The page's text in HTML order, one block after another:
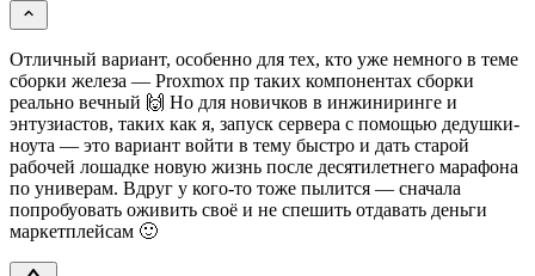
Отличный вариант, особенно для тех, кто уже немного в теме
сборки железа — Proxmox пр таких компонентах сборки
реально вечный 🙌 Но для новичков в инжиниринге и
энтузиастов, таких как я, запуск сервера с помощью дедушки-
ноута — это вариант войти в тему быстро и дать старой
рабочей лошадке новую жизнь после десятилетнего марафона
по универам. Вдруг у кого-то тоже пылится — сначала
попробуовать оживить своё и не спешить отдавать деньги
маркетплейсам 🙂